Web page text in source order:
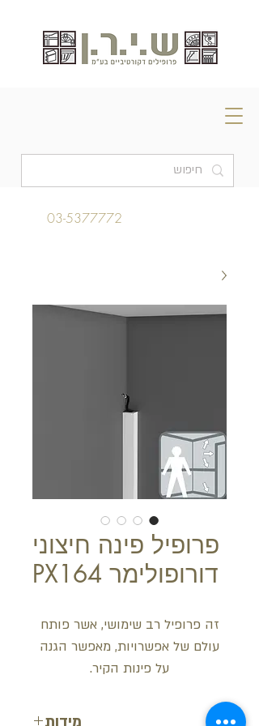
03-5377772
פרופיל פינה חיצוני
דורופולימר PX164
זה פרופיל רב שימושי, אשר פותח
עולם של אפשרויות, מאפשר הגנה
על פינות הקיר.